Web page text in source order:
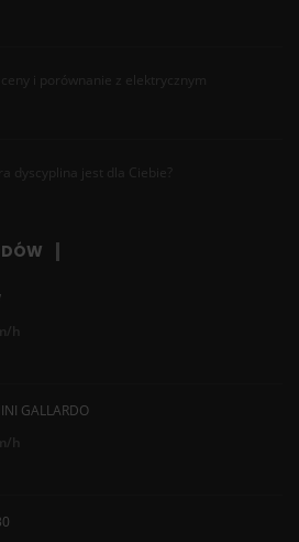
i porównanie z elektrycznym
dyscyplina jest dla Ciebie?
h
GALLARDO
h